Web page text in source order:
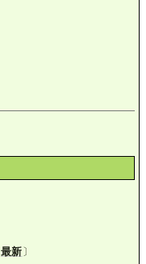
最新 〕